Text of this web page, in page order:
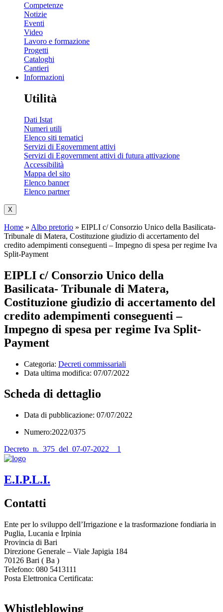
Competenze
Notizie
Eventi
Video
Lavoro e formazione
Progetti
Cataloghi
Cantieri
Informazioni
Utilità
Dati Istat
Numeri utili
Elenco siti tematici
Servizi di Egovernment attivi
Servizi di Egovernment attivi di futura attivazione
Accessibilità
Mappa del sito
Elenco banner
Elenco partner
X
Home » Albo pretorio » EIPLI c/ Consorzio Unico della Basilicata-
Tribunale di Matera, Costituzione giudizio di accertamento del
credito adempimenti conseguenti – Impegno di spesa per regime Iva
Split-Payment
EIPLI c/ Consorzio Unico della
Basilicata- Tribunale di Matera,
Costituzione giudizio di accertamento del
credito adempimenti conseguenti –
Impegno di spesa per regime Iva Split-
Payment
Categoria: Decreti commissariali
Data ultima modifica: 07/07/2022
Scheda di dettaglio
Data di pubblicazione: 07/07/2022
Numero:2022/0375
Decreto_n._375_del_07-07-2022__1
E.I.P.L.I.
Contatti
Ente per lo sviluppo dell’Irrigazione e la trasformazione fondiaria in
Puglia, Lucania e Irpinia
Provincia di Bari
Direzione Generale – Viale Japigia 184
70126 Bari ( Ba )
Telefono: 080 5413111
Posta Elettronica Certificata:
Whistleblowing